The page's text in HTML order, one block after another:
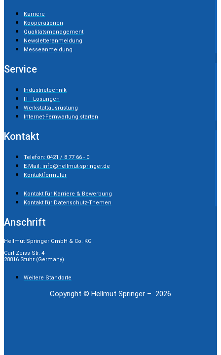
Karriere
Kooperationen
Qualitätsmanagement
Newsletteranmeldung
Messeanmeldung
Service
Industrietechnik
IT - Lösungen
Werkstattausrüstung
Internet-Fernwartung starten
Kontakt
Telefon: 0421 / 8 77 66 - 0
E-Mail: info@hellmut-springer.de
Kontaktformular
Kontakt für Karriere & Bewerbung
Kontakt für Datenschutz-Themen
Anschrift
Hellmut Springer GmbH & Co. KG
Carl-Zeiss-Str. 4
28816 Stuhr (Germany)
Weitere Standorte
Copyright © Hellmut Springer – 2026